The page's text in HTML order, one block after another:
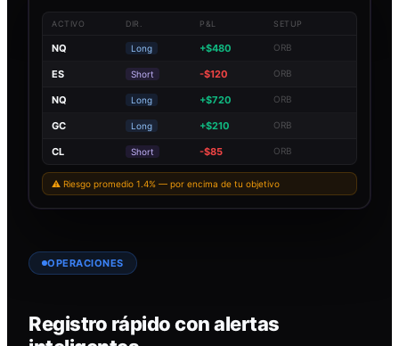
ACTIVO DIR. P&L SETUP
NQ Long +$480 ORB
ES Short -$120 ORB
NQ Long +$720 ORB
GC Long +$210 ORB
CL Short -$85 ORB
⚠ Riesgo promedio 1.4% — por encima de tu objetivo
OPERACIONES
Registro rápido con alertas